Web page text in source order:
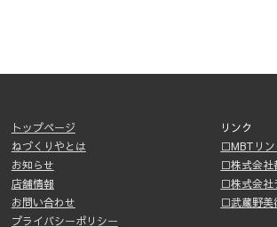
トップページ
ねづくりやとは
お知らせ
店舗情報
お問い合わせ
プライバシーポリシー
リンク
□MBTリン
□株式会社
□株式会社
□武蔵野美